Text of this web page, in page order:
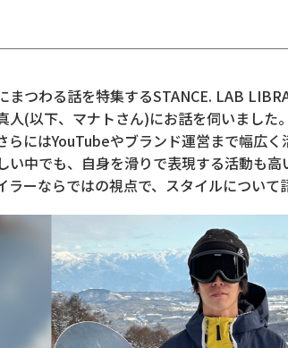
まつわる話を特集するSTANCE. LAB
人(以下、マナトさん)にお話を伺いました
らにはYouTubeやブランド運営まで幅広
い中でも、自身を滑りで表現する活動も
ラーならではの視点で、スタイルについ